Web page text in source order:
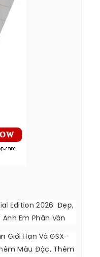
Edition 2026: Đẹp,
Em Phân Vân
Giới Hạn Và GSX-
Màu Độc, Thêm